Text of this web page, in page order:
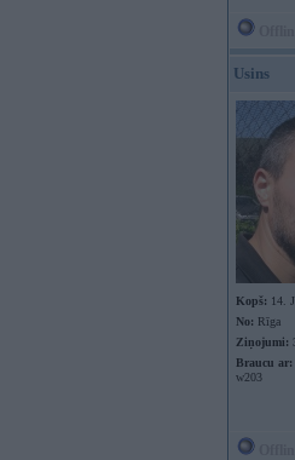
Usins
Kopš: 14.
No: Rīga
Ziņojumi:
Braucu ar:
w203